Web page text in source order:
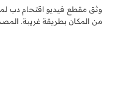
وثق مقطع فيديو اقتحام دب
من المكان بطريقة غريبة.